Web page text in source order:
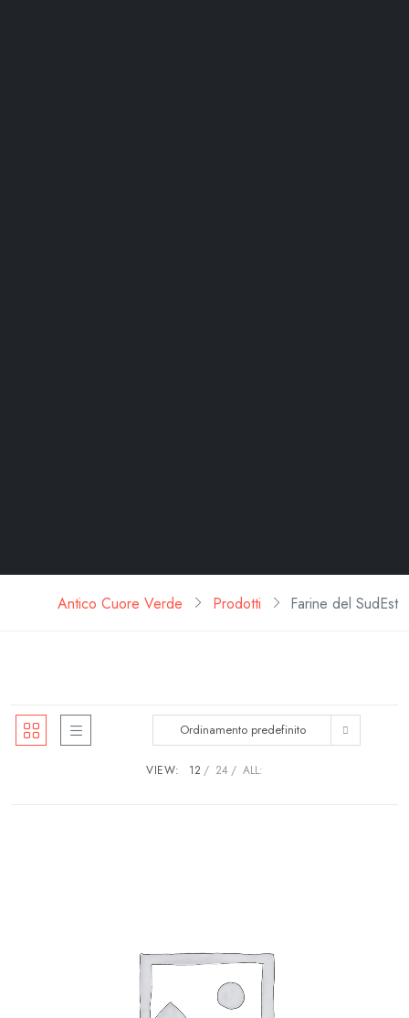
Antico Cuore Verde Prodotti Farine del SudEst
Ordinamento predefinito
VIEW: 12 24 ALL: